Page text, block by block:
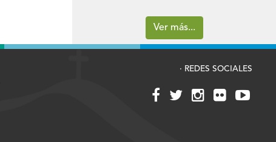
Ver más...
· REDES SOCIALES